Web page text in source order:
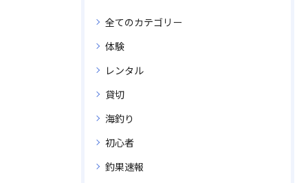
全てのカテゴリー
体験
レンタル
貸切
海釣り
初心者
釣果速報